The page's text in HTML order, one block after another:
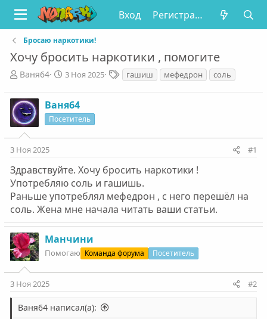
Вход Регистрация
Бросаю наркотики!
Хочу бросить наркотики , помогите
А
т
о
р
т
е
м
Ваня64
Д
т
а
н
ч
а
3 Ноя 2025
Т
е
г
гашиш мефедрон соль
Ваня64
Посетитель
3 Ноя 2025 #1
Здравствуйте. Хочу бросить наркотики !
Употребляю соль и гашишь.
Раньше употреблял мефедрон , с него перешёл на
соль. Жена мне начала читать ваши статьи.
Манчини
Помогаю Команда форума Посетитель
3 Ноя 2025 #2
Ваня64 написал(а):